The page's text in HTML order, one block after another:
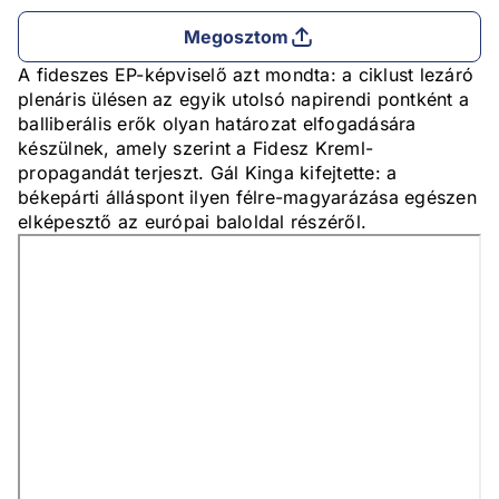
Megosztom
A fideszes EP-képviselő azt mondta: a ciklust lezáró
plenáris ülésen az egyik utolsó napirendi pontként a
balliberális erők olyan határozat elfogadására
készülnek, amely szerint a Fidesz Kreml-
propagandát terjeszt. Gál Kinga kifejtette: a
békepárti álláspont ilyen félre-magyarázása egészen
elképesztő az európai baloldal részéről.